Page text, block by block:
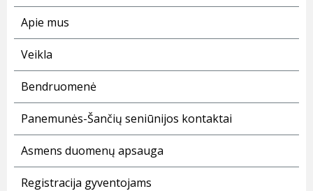
Apie mus
Veikla
Bendruomenė
Panemunės-Šančių seniūnijos kontaktai
Asmens duomenų apsauga
Registracija gyventojams